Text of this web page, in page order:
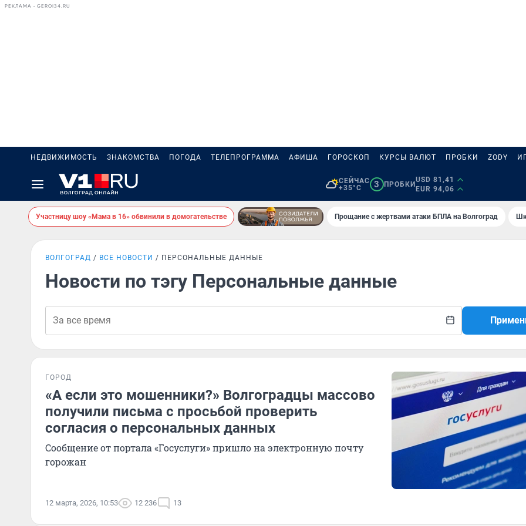
РЕКЛАМА • GEROI34.RU
НЕДВИЖИМОСТЬ ЗНАКОМСТВА ПОГОДА ТЕЛЕПРОГРАММА АФИША ГОРОСКОП КУРСЫ ВАЛЮТ ПРОБКИ ZODY
СЕЙЧАС
+35°C
3 ПРОБКИ
USD 81,41
EUR 94,06
Участницу шоу «Мама в 16» обвинили в домогательстве Прощание с жертвами атаки БПЛА на Волгоград
ВОЛГОГРАД ВСЕ НОВОСТИ ПЕРСОНАЛЬНЫЕ ДАННЫЕ
Новости по тэгу Персональные данные
ГОРОД
«А если это мошенники?» Волгоградцы массово
получили письма с просьбой проверить
согласия о персональных данных
Сообщение от портала «Госуслуги» пришло на электронную почту
горожан
12 марта, 2026, 10:53 12 236 13